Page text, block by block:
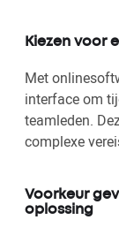
Kiezen voor
Met
interface om
teamleden.
complexe
Voorkeur
oplossing